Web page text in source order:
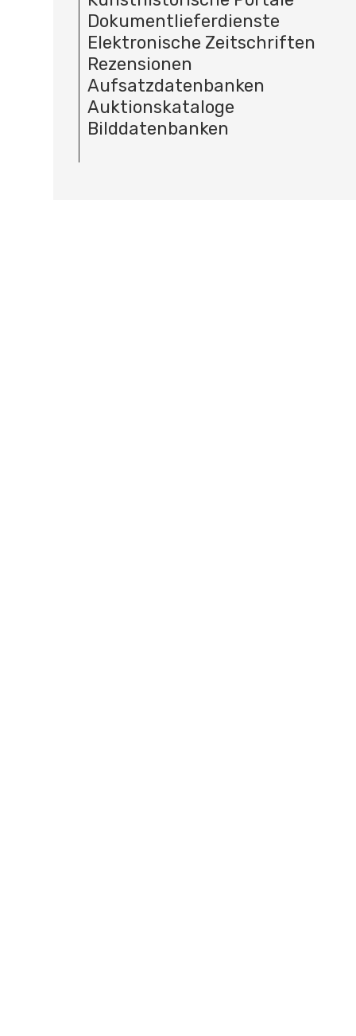
Dokumentlieferdienste
Elektronische Zeitschriften
Rezensionen
Aufsatzdatenbanken
Auktionskataloge
Bilddatenbanken